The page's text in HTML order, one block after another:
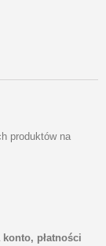
produktów na
płatności